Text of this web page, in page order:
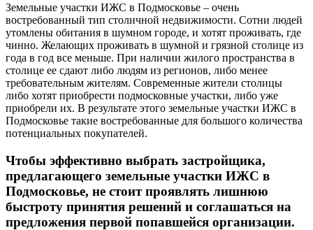
Земельные участки ИЖС в Подмосковье – очень
востребованный тип столичной недвижимости. Сотни людей
утомлены обитания в шумном городе, и хотят проживать, где
чинно. Желающих проживать в шумной и грязной столице из
года в год все меньше. При наличии жилого пространства в
столице ее сдают либо людям из регионов, либо менее
требовательным жителям. Современные жители столицы
либо хотят приобрести подмосковные участки, либо уже
приобрели их. В результате этого земельные участки ИЖС в
Подмосковье такие востребованные для большого количества
потенциальных покупателей.
Чтобы эффективно выбрать застройщика,
предлагающего земельные участки ИЖС в
Подмосковье, не стоит проявлять лишнюю
быстроту принятия решений и соглашаться на
предложения первой попавшейся организации.